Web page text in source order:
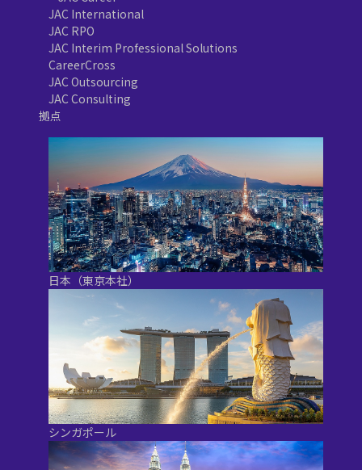
JAC International
JAC RPO
JAC Interim Professional Solutions
CareerCross
JAC Outsourcing
JAC Consulting
拠点
日本（東京本社）
シンガポール